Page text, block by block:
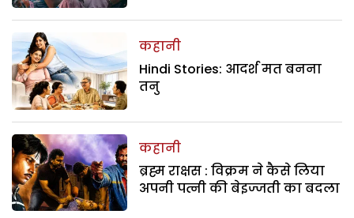
कहानी
Hindi Stories: आदर्श मत बनना
तनु
कहानी
ब्रह्म राक्षस : विक्रम ने कैसे लिया
अपनी पत्नी की बेइज्जती का बदला